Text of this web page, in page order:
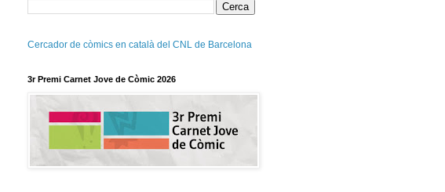
Cercador de còmics en català del CNL de Barcelona
3r Premi Carnet Jove de Còmic 2026